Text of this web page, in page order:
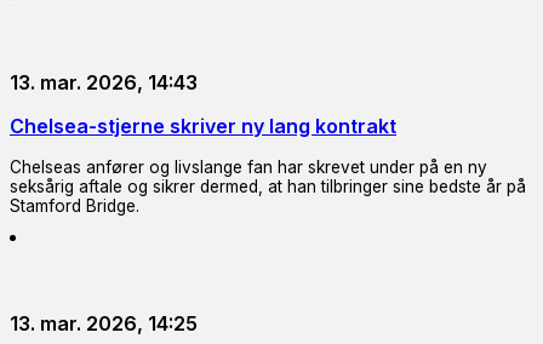
13. mar. 2026, 14:43
Chelsea-stjerne skriver ny lang kontrakt
Chelseas anfører og livslange fan har skrevet under på en ny
seksårig aftale og sikrer dermed, at han tilbringer sine bedste år på
Stamford Bridge.
13. mar. 2026, 14:25